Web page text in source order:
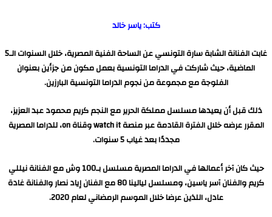
كتب: ياسر خالد
غابت الفنانة الشابة سارة التونسي عن الساحة الفنية المصرية، خلال السنوات الـ5
الماضية، حيث شاركت في الدراما التونسية بعمل مكون من جزأين بعنوان
الفلوجة مع مجموعة من نجوم الدراما التونسية البارزين.
ذلك قبل أن يعيدها مسلسل مملكة الحرير مع النجم كريم محمود عبد العزيز،
المقرر عرضه خلال الفترة القادمة عبر منصة watch it وقناة on، للدراما المصرية
مجددًا بعد غياب 5 سنوات.
حيث كان آخر أعمالها في الدراما المصرية مسلسل بـ100 وش مع الفنانة نيللي
كريم والفنان آسر ياسين، ومسلسل ليالينا 80 مع الفنان إياد نصار والفنانة غادة
عادل، اللذين عرضا خلال الموسم الرمضاني لعام 2020.